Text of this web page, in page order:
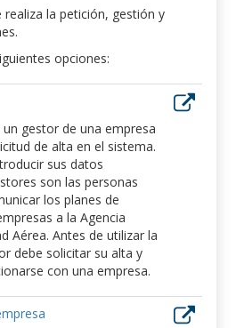
la petición, gestión y
opciones:
gestor de una empresa
de alta en el sistema.
sus datos
son las personas
los planes de
a la Agencia
Aérea. Antes de utilizar la
debe solicitar su alta y
con una empresa.